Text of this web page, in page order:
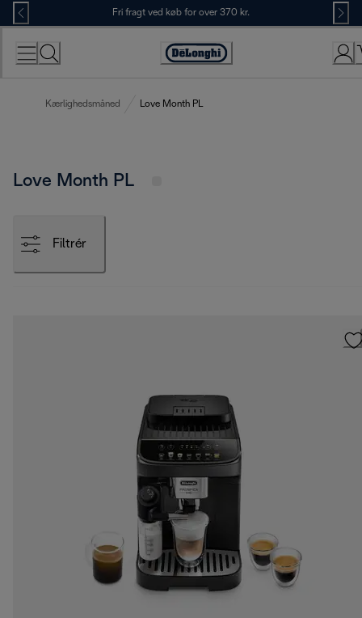
Skip
to
Content
Fri fragt ved køb for over 370 kr.
Accessibility
Kærlighedsmåned Love Month PL
Love Month PL
Filtrér